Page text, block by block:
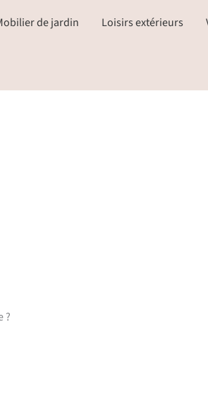
de jardin Loisirs extérieurs
?